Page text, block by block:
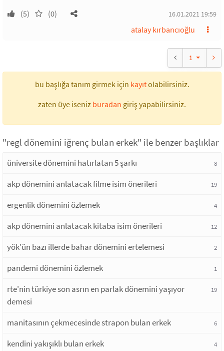
(5) (0) 16.01.2021 19:59
atalay kırbancıoğlu
1
bu başlığa tanım girmek için kayıtolabilirsiniz.
zaten üye iseniz buradan giriş yapabilirsiniz.
"regl dönemini iğrenç bulan erkek" ile benzer başlıklar
üniversite dönemini hatırlatan 5 şarkı 8
akp dönemini anlatacak filme isim önerileri 19
ergenlik dönemini özlemek 4
akp dönemini anlatacak kitaba isim önerileri 12
yök'ün bazı illerde bahar dönemini ertelemesi 2
pandemi dönemini özlemek 1
rte'nin türkiye son asrın en parlak dönemini yaşıyor
demesi
19
manitasının çekmecesinde strapon bulan erkek 6
kendini yakışıklı bulan erkek 4